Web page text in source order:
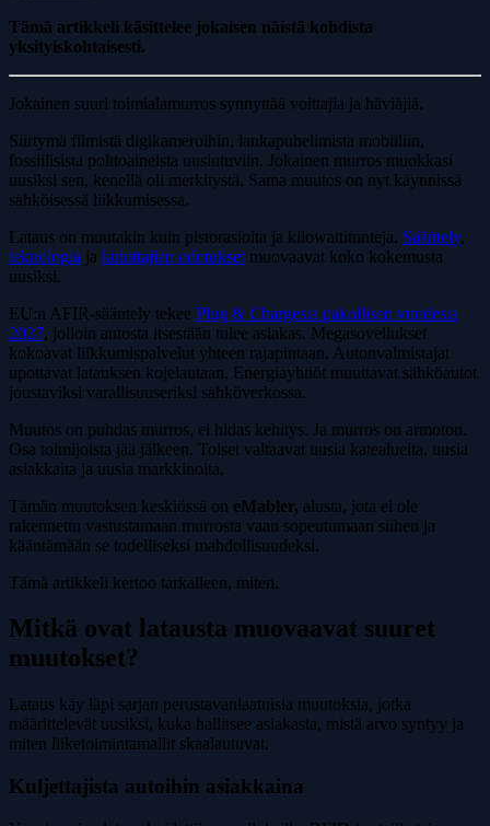
Tämä artikkeli käsittelee jokaisen näistä kohdista
yksityiskohtaisesti.
Jokainen suuri toimialamurros synnyttää voittajia ja häviäjiä.
Siirtymä filmistä digikameroihin, lankapuhelimista mobiiliin,
fossiilisista polttoaineista uusiutuviin. Jokainen murros muokkasi
uusiksi sen, kenellä oli merkitystä. Sama muutos on nyt käynnissä
sähköisessä liikkumisessa.
Lataus on muutakin kuin pistorasioita ja kilowattitunteja. Sääntely,
teknologia ja kuluttajien odotukset muovaavat koko kokemusta
uusiksi.
EU:n AFIR-sääntely tekee Plug & Chargesta pakollisen vuodesta
2027, jolloin autosta itsestään tulee asiakas. Megasovellukset
kokoavat liikkumispalvelut yhteen rajapintaan. Autonvalmistajat
upottavat latauksen kojelautaan. Energiayhtiöt muuttavat sähköautot
joustaviksi varallisuuseriksi sähköverkossa.
Muutos on puhdas murros, ei hidas kehitys. Ja murros on armoton.
Osa toimijoista jää jälkeen. Toiset valtaavat uusia katealueita, uusia
asiakkaita ja uusia markkinoita.
Tämän muutoksen keskiössä on eMabler, alusta, jota ei ole
rakennettu vastustamaan murrosta vaan sopeutumaan siihen ja
kääntämään se todelliseksi mahdollisuudeksi.
Tämä artikkeli kertoo tarkalleen, miten.
Mitkä ovat latausta muovaavat suuret
muutokset?
Lataus käy läpi sarjan perustavanlaatuisia muutoksia, jotka
määrittelevät uusiksi, kuka hallitsee asiakasta, mistä arvo syntyy ja
miten liiketoimintamallit skaalautuvat.
Kuljettajista autoihin asiakkaina